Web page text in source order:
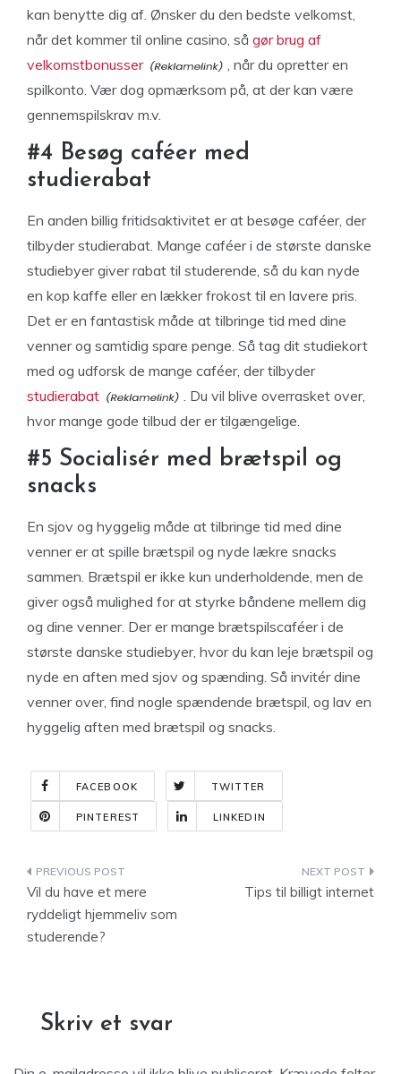
kan benytte dig af. Ønsker du den bedste velkomst,
når det kommer til online casino, så gør brug af
velkomstbonusser
, når du opretter en
spilkonto. Vær dog opmærksom på, at der kan være
gennemspilskrav m.v.
#4 Besøg caféer med
studierabat
En anden billig fritidsaktivitet er at besøge caféer, der
tilbyder studierabat. Mange caféer i de største danske
studiebyer giver rabat til studerende, så du kan nyde
en kop kaffe eller en lækker frokost til en lavere pris.
Det er en fantastisk måde at tilbringe tid med dine
venner og samtidig spare penge. Så tag dit studiekort
med og udforsk de mange caféer, der tilbyder
studierabat
. Du vil blive overrasket over,
hvor mange gode tilbud der er tilgængelige.
#5 Socialisér med brætspil og
snacks
En sjov og hyggelig måde at tilbringe tid med dine
venner er at spille brætspil og nyde lækre snacks
sammen. Brætspil er ikke kun underholdende, men de
giver også mulighed for at styrke båndene mellem dig
og dine venner. Der er mange brætspilscaféer i de
største danske studiebyer, hvor du kan leje brætspil og
nyde en aften med sjov og spænding. Så invitér dine
venner over, find nogle spændende brætspil, og lav en
hyggelig aften med brætspil og snacks.
FACEBOOK TWITTER
PINTEREST LINKEDIN
Indlægsnavigation
Vil du have et mere
ryddeligt hjemmeliv som
studerende?
Tips til billigt internet
Skriv et svar